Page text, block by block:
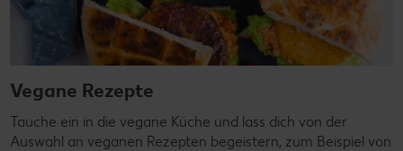
Vegane Rezepte
Tauche ein in die vegane Küche und lass dich von der
Auswahl an veganen Rezepten begeistern, zum Beispiel von